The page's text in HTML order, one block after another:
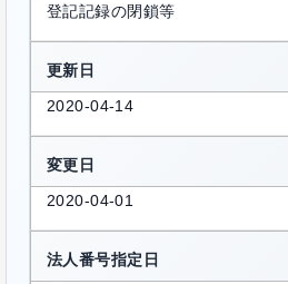
登記記録の閉鎖等
更新日
2020-04-14
変更日
2020-04-01
法人番号指定日